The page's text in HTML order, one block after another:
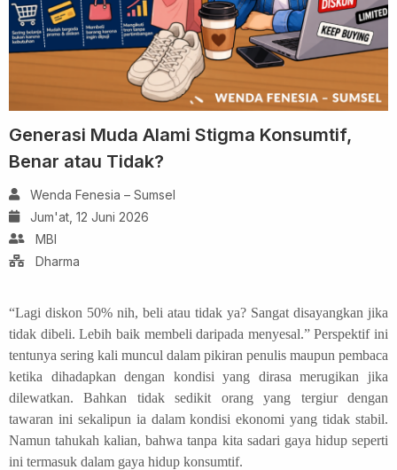
Generasi Muda Alami Stigma Konsumtif,
Benar atau Tidak?
Wenda Fenesia – Sumsel
Jum'at, 12 Juni 2026
MBI
Dharma
“Lagi diskon 50% nih, beli atau tidak ya? Sangat disayangkan jika
tidak dibeli. Lebih baik membeli daripada menyesal.”Perspektif ini
tentunya sering kali muncul dalam pikiran penulis maupun pembaca
ketika dihadapkan dengan kondisi yang dirasa merugikan jika
dilewatkan. Bahkan tidak sedikit orang yang tergiur dengan
tawaran ini sekalipun ia dalam kondisi ekonomi yang tidak stabil.
Namun tahukah kalian, bahwa tanpa kita sadari gaya hidup seperti
ini termasuk dalam gaya hidup konsumtif.